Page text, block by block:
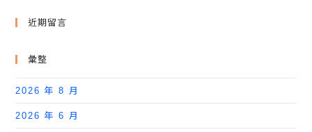
近期留言
彙整
2026 年 8 月
2026 年 6 月